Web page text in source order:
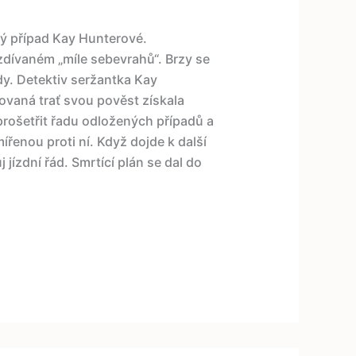
případ Kay Hunterové.
„míle sebevrahů“. Brzy se
Detektiv seržantka Kay
trať svou pověst získala
řadu odložených případů a
proti ní. Když dojde k další
jízdní řád. Smrtící plán se dal do